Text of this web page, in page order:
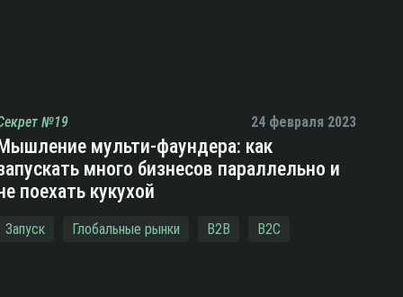
№19 24 февраля 2023
мульти-фаундера: как
много бизнесов параллельно и
поехать кукухой
Запуск Глобальные рынки B2B B2C